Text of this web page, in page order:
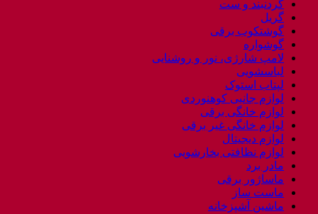
گردنبند و ست
گریل
گوشتکوب برقی
گوشواره
لامپ شارژی، نور و روشنایی
لباسشویی
لپتاب استوک
لوازم جانبی کوهنوردی
لوازم خانگی برقی
لوازم خانگی غیر برقی
لوازم دیجیتال
لوازم نظافتی بخارشویی
مادر برد
ماساژور برقی
ماست ساز
ماشین آشپزخانه